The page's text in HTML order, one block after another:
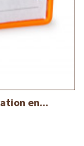
en...